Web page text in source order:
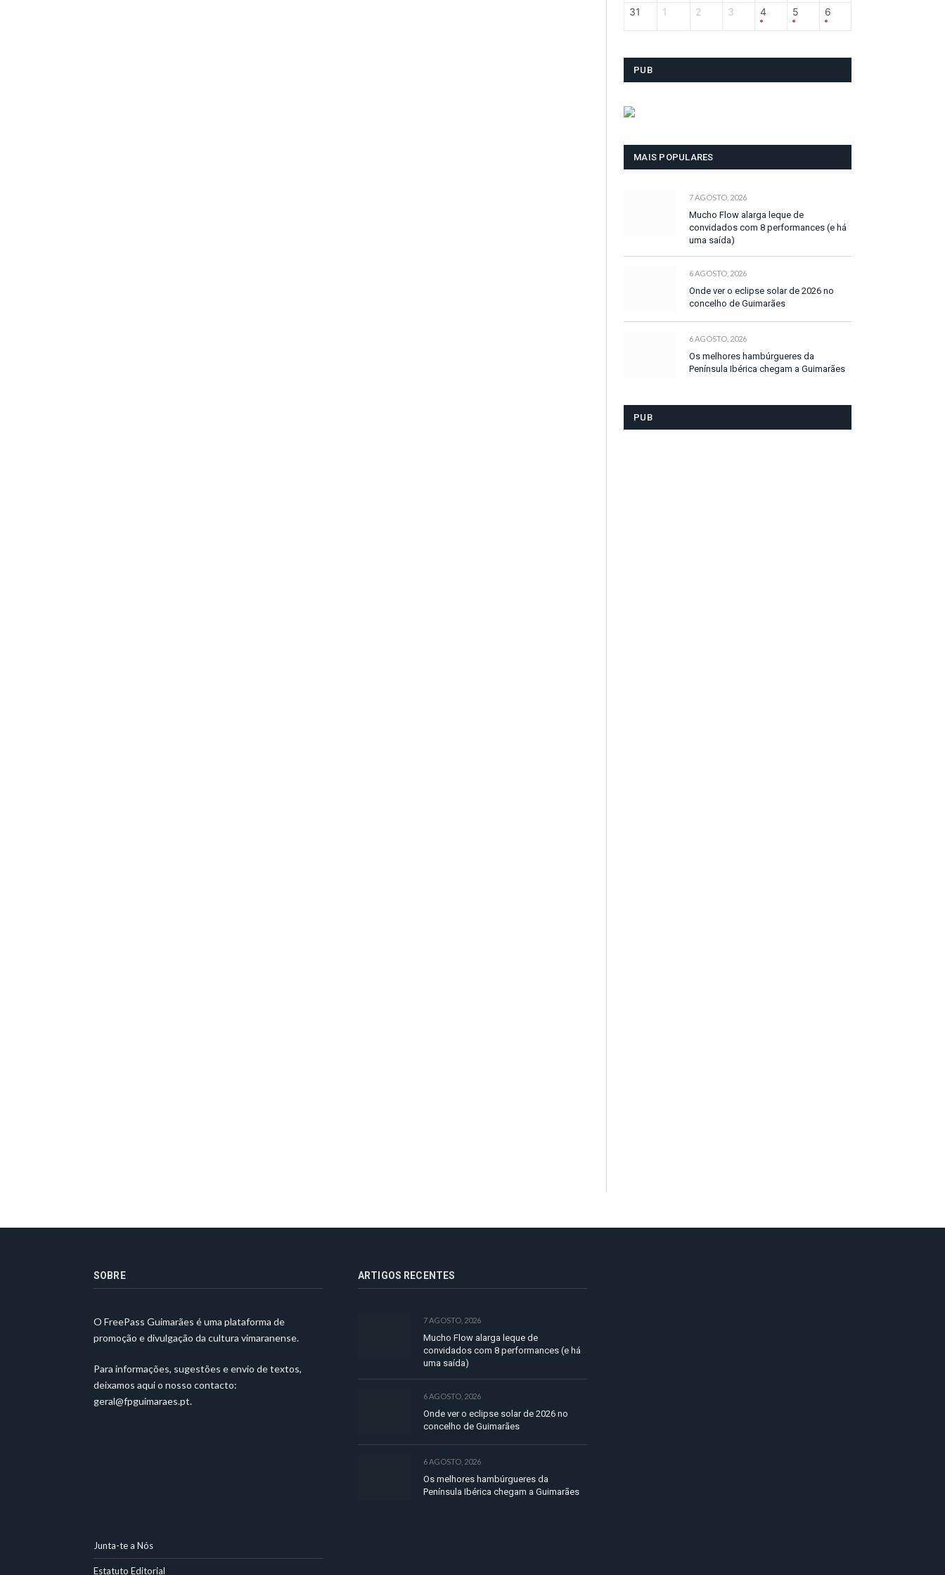
31 1 2 3 4 5 6
PUB
MAIS POPULARES
7 AGOSTO, 2026
Mucho Flow alarga leque de
convidados com 8 performances (e há
uma saída)
6 AGOSTO, 2026
Onde ver o eclipse solar de 2026 no
concelho de Guimarães
6 AGOSTO, 2026
Os melhores hambúrgueres da
Península Ibérica chegam a Guimarães
PUB
SOBRE
O FreePass Guimarães é uma plataforma de
promoção e divulgação da cultura vimaranense.
Para informações, sugestões e envio de textos,
deixamos aqui o nosso contacto:
geral@fpguimaraes.pt.
ARTIGOS RECENTES
7 AGOSTO, 2026
Mucho Flow alarga leque de
convidados com 8 performances (e há
uma saída)
6 AGOSTO, 2026
Onde ver o eclipse solar de 2026 no
concelho de Guimarães
6 AGOSTO, 2026
Os melhores hambúrgueres da
Península Ibérica chegam a Guimarães
Junta-te a Nós
Estatuto Editorial